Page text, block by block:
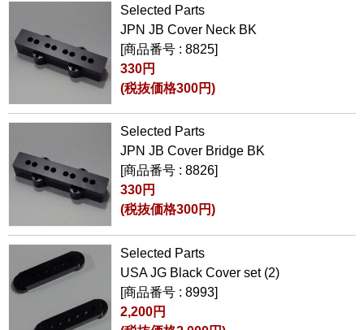
Selected Parts
JPN JB Cover Neck BK
[商品番号 : 8825]
330円
(税抜価格300円)
Selected Parts
JPN JB Cover Bridge BK
[商品番号 : 8826]
330円
(税抜価格300円)
Selected Parts
USA JG Black Cover set (2)
[商品番号 : 8993]
2,200円